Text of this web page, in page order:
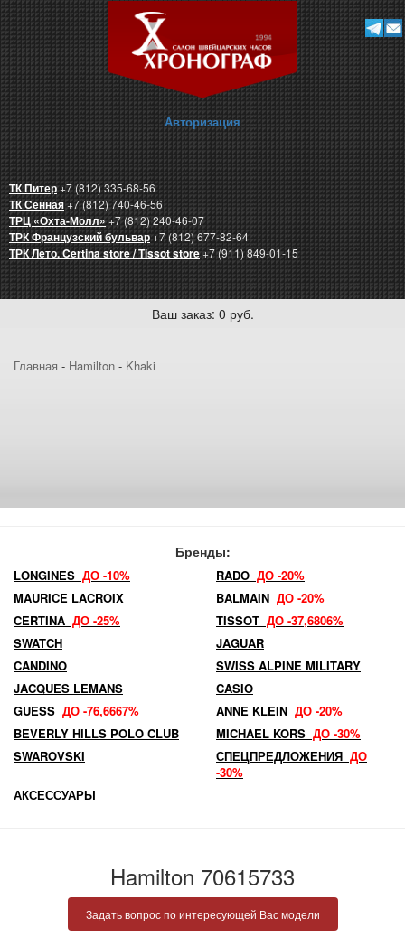
Авторизация
ТК Питер+7 (812) 335-68-56
ТК Сенная+7 (812) 740-46-56
ТРЦ «Охта-Молл»+7 (812) 240-46-07
ТРК Французский бульвар+7 (812) 677-82-64
ТРК Лето. Certina store / Tissot store+7 (911) 849-01-15
Ваш заказ: 0 руб.
Главная - Hamilton - Khaki
Бренды:
LONGINES ДО -10% RADO ДО -20%
MAURICE LACROIX
BALMAIN ДО -20%
CERTINA ДО -25% TISSOT ДО -37,6806%
SWATCH
JAGUAR
CANDINO
SWISS ALPINE MILITARY
JACQUES LEMANS
CASIO
GUESS ДО -76,6667% ANNE KLEIN ДО -20%
BEVERLY HILLS POLO CLUB
MICHAEL KORS ДО -30%
SWAROVSKI
СПЕЦПРЕДЛОЖЕНИЯ ДО
-30%
АКСЕССУАРЫ
Hamilton 70615733
Задать вопрос по интересующей Вас модели